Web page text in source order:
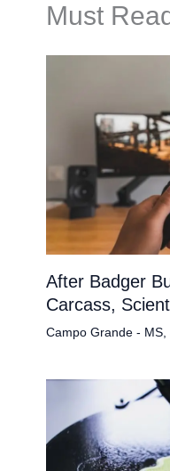
Must
After Badger
Carcass,
Campo Grande - MS,